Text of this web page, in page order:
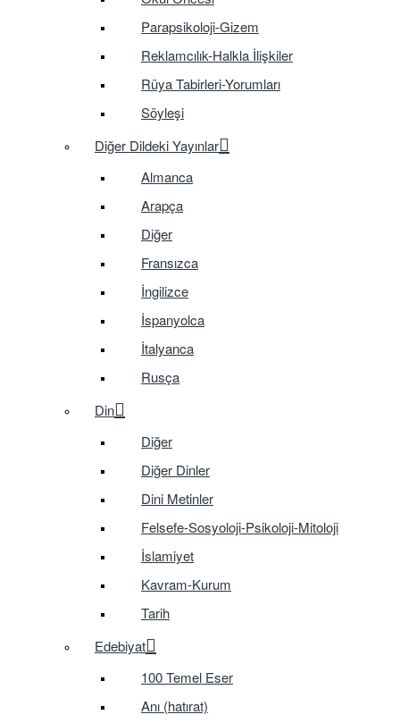
Parapsikoloji-Gizem
Reklamcılık-Halkla İlişkiler
Rüya Tabirleri-Yorumları
Söyleşi
Diğer Dildeki Yayınlar
Almanca
Arapça
Diğer
Fransızca
İngilizce
İspanyolca
İtalyanca
Rusça
Din
Diğer
Diğer Dinler
Dini Metinler
Felsefe-Sosyoloji-Psikoloji-Mitoloji
İslamiyet
Kavram-Kurum
Tarih
Edebiyat
100 Temel Eser
Anı (hatırat)